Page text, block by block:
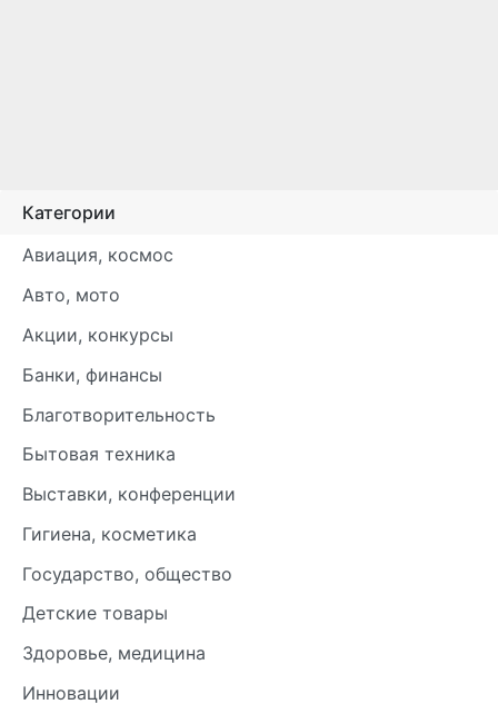
Категории
Авиация, космос
Авто, мото
Акции, конкурсы
Банки, финансы
Благотворительность
Бытовая техника
Выставки, конференции
Гигиена, косметика
Государство, общество
Детские товары
Здоровье, медицина
Инновации